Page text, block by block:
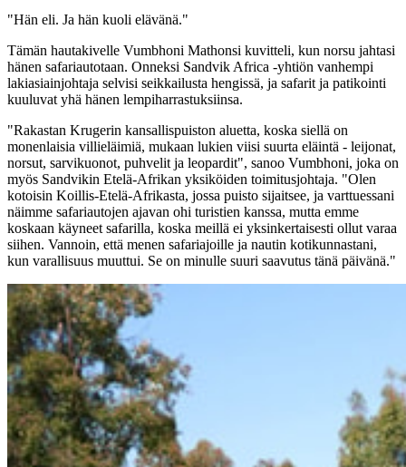
"Hän eli. Ja hän kuoli elävänä."
Tämän hautakivelle Vumbhoni Mathonsi kuvitteli, kun norsu jahtasi
hänen safariautotaan. Onneksi Sandvik Africa -yhtiön vanhempi
lakiasiainjohtaja selvisi seikkailusta hengissä, ja safarit ja patikointi
kuuluvat yhä hänen lempiharrastuksiinsa.
"Rakastan Krugerin kansallispuiston aluetta, koska siellä on
monenlaisia villieläimiä, mukaan lukien viisi suurta eläintä - leijonat,
norsut, sarvikuonot, puhvelit ja leopardit", sanoo Vumbhoni, joka on
myös Sandvikin Etelä-Afrikan yksiköiden toimitusjohtaja. "Olen
kotoisin Koillis-Etelä-Afrikasta, jossa puisto sijaitsee, ja varttuessani
näimme safariautojen ajavan ohi turistien kanssa, mutta emme
koskaan käyneet safarilla, koska meillä ei yksinkertaisesti ollut varaa
siihen. Vannoin, että menen safariajoille ja nautin kotikunnastani,
kun varallisuus muuttui. Se on minulle suuri saavutus tänä päivänä."